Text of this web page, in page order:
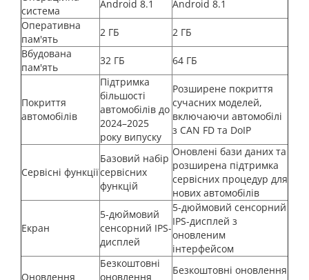
система
Android 8.1
Android 8.1
Оперативна
пам'ять
2 ГБ
2 ГБ
Вбудована
пам'ять
32 ГБ 64 ГБ
Покриття
автомобілів
Підтримка
більшості
автомобілів до
2024–2025
року випуску
Розширене покриття
сучасних моделей,
включаючи автомобілі
з CAN FD та DoIP
Сервісні функції
Базовий набір
сервісних
функцій
Оновлені бази даних та
розширена підтримка
сервісних процедур для
нових автомобілів
Екран
5-дюймовий
сенсорний IPS-
дисплей
5-дюймовий сенсорний
IPS-дисплей з
оновленим
інтерфейсом
Оновлення
Безкоштовні
оновлення
Безкоштовні оновлення